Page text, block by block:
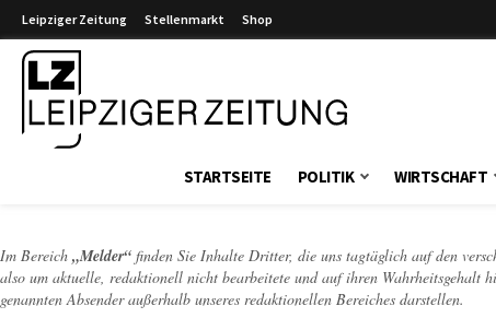
Leipziger Zeitung Stellenmarkt Shop
STARTSEITE POLITIK WIRTSCHAFT
Im Bereich „Melder“ finden Sie Inhalte Dritter, die uns tagtäglich auf den
also um aktuelle, redaktionell nicht bearbeitete und auf ihren Wahrheitsgehalt
genannten Absender außerhalb unseres redaktionellen Bereiches darstellen.